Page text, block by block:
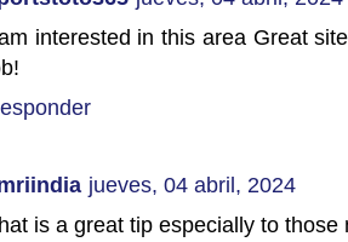
interested in this area Great
jueves, 04 abril, 2024
is a great tip especially to